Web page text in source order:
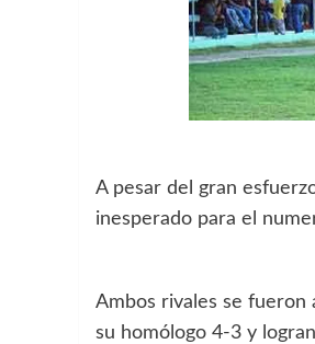
A pesar del gran
inesperado para el
Ambos rivales se fueron
su homólogo 4-3 y